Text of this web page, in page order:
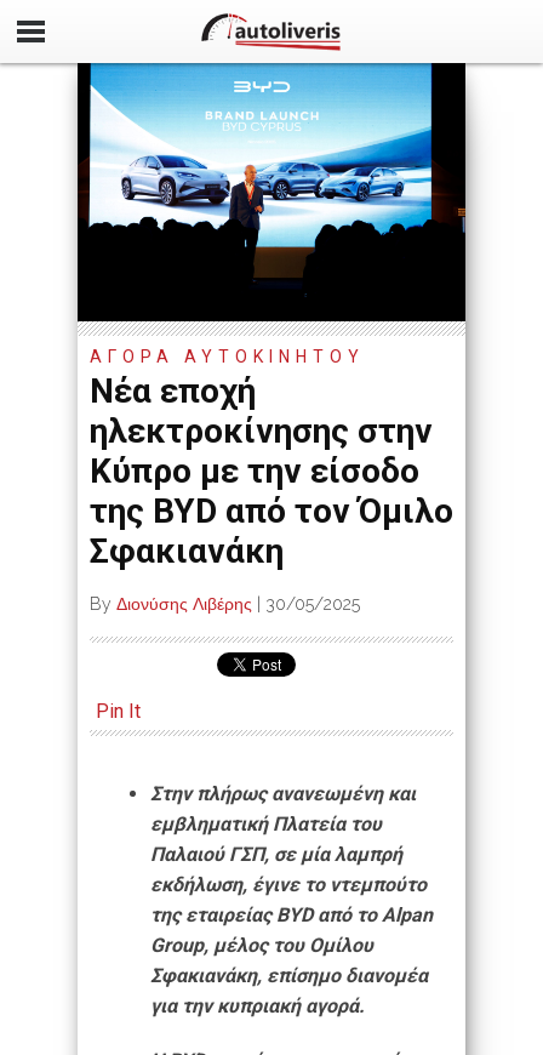
ΑΓΟΡΑ ΑΥΤΟΚΙΝΗΤΟΥ
Νέα εποχή
ηλεκτροκίνησης στην
Κύπρο με την είσοδο
της BYD από τον Όμιλο
Σφακιανάκη
By Διονύσης Λιβέρης 30/05/2025
Pin It
Στην πλήρως ανανεωμένη και
εμβληματική Πλατεία του
Παλαιού ΓΣΠ, σε μία λαμπρή
εκδήλωση, έγινε το ντεμπούτο
της εταιρείας BYD από το Alpan
Group, μέλος του Ομίλου
Σφακιανάκη, επίσημο διανομέα
για την κυπριακή αγορά.